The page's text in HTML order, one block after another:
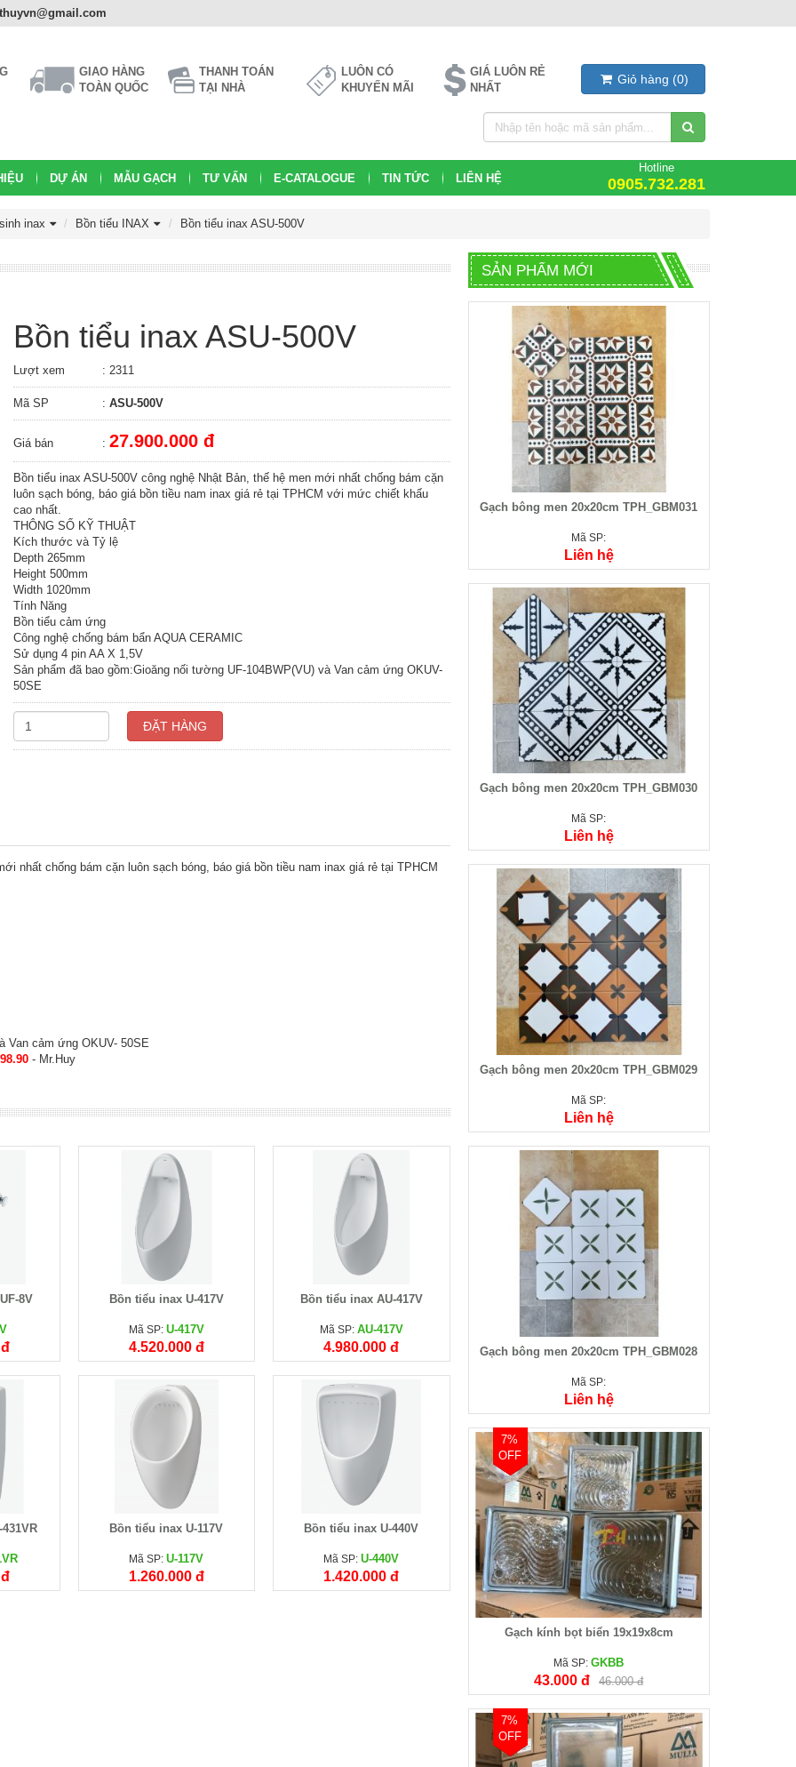
GIAO HÀNG
TOÀN QUỐC
THANH TOÁN
TẠI NHÀ
LUÔN CÓ
KHUYẾN MÃI
GIÁ LUÔN RẺ
NHẤT
Giỏ hàng (0)
DỰ ÁN MẪU GẠCH TƯ VẤN E-CATALOGUE TIN TỨC LIÊN HỆ
Hotline
0905.732.281
inax Bồn tiểu INAX Bồn tiểu inax ASU-500V
Bồn tiểu inax ASU-500V
Lượt xem : 2311
Mã SP : ASU-500V
Giá bán : 27.900.000 đ
Bồn tiểu inax ASU-500V công nghệ Nhật Bản, thế hệ men mới nhất chống bám cặn
luôn sạch bóng, báo giá bồn tiều nam inax giá rẻ tại TPHCM với mức chiết khấu
cao nhất.
THÔNG SỐ KỸ THUẬT
Kích thước và Tỷ lệ
Depth 265mm
Height 500mm
Width 1020mm
Tính Năng
Bồn tiểu cảm ứng
Công nghệ chống bám bẩn AQUA CERAMIC
Sử dụng 4 pin AA X 1,5V
Sản phẩm đã bao gồm:Gioăng nối tường UF-104BWP(VU) và Van cảm ứng OKUV-
50SE
ĐẶT HÀNG
nhất chống bám cặn luôn sạch bóng, báo giá bồn tiều nam inax giá rẻ tại TPHCM
Van cảm ứng OKUV- 50SE
- Mr.Huy
8V Bồn tiểu inax U-417V
Mã SP: U-417V
4.520.000 đ
Bồn tiểu inax AU-417V
Mã SP: AU-417V
4.980.000 đ
Bồn tiểu inax U-117V
Mã SP:U-117V
1.260.000 đ
Bồn tiểu inax U-440V
Mã SP:U-440V
1.420.000 đ
SẢN PHẨM MỚI
Gạch bông men 20x20cm TPH_GBM031
Mã SP:
Liên hệ
Gạch bông men 20x20cm TPH_GBM030
Mã SP:
Liên hệ
Gạch bông men 20x20cm TPH_GBM029
Mã SP:
Liên hệ
Gạch bông men 20x20cm TPH_GBM028
Mã SP:
Liên hệ
7%
OFF
Gạch kính bọt biển 19x19x8cm
Mã SP:GKBB
43.000 đ 46.000 đ
7%
OFF